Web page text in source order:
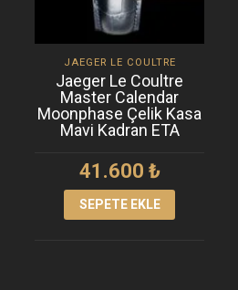
JAEGER LE COULTRE
Jaeger Le Coultre
Master Calendar
Moonphase Çelik Kasa
Mavi Kadran ETA
41.600 ₺
SEPETE EKLE